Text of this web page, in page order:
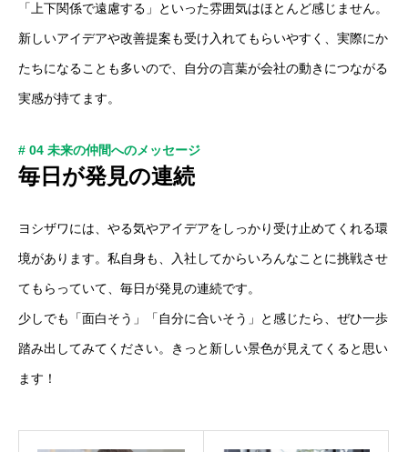
WORK
「上下関係で遠慮する」といった雰囲気はほとんど感じません。
新しいアイデアや改善提案も受け入れてもらいやすく、実際にか
たちになることも多いので、自分の言葉が会社の動きにつながる
実感が持てます。
# 04 未来の仲間へのメッセージ
毎日が発見の連続
ヨシザワには、やる気やアイデアをしっかり受け止めてくれる環
境があります。私自身も、入社してからいろんなことに挑戦させ
てもらっていて、毎日が発見の連続です。
少しでも「面白そう」「自分に合いそう」と感じたら、ぜひ一歩
踏み出してみてください。きっと新しい景色が見えてくると思い
ます！